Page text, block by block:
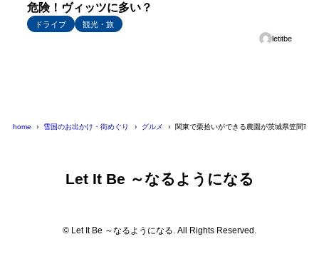
危険！ヴィッツに多い？
ドライブ
観光・旅
letitbe
home 雪国のお出かけ・街めぐり グルメ 関東で栗拾いができる農園が茨城県笠間市
Let It Be ～なるようになる
© Let It Be ～なるようになる. All Rights Reserved.